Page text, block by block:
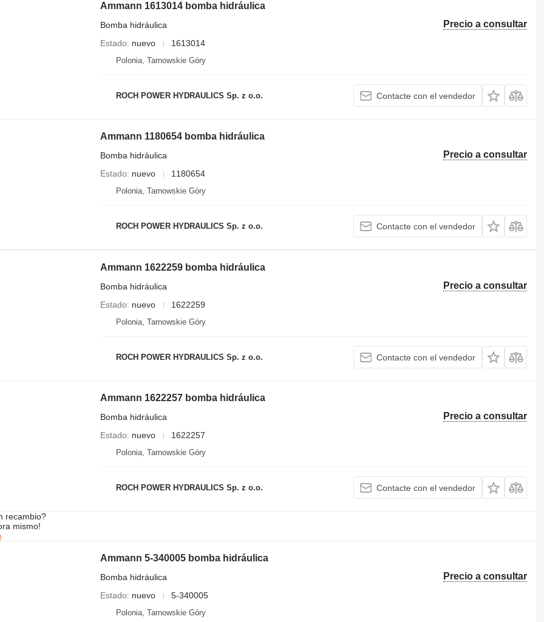
Ammann 1613014 bomba hidráulica
Precio a consultar
Bomba hidráulica
Estado
nuevo 1613014
Polonia, Tarnowskie Góry
ROCH POWER HYDRAULICS Sp. z o.o. Contacte con el vendedor
Ammann 1180654 bomba hidráulica
Precio a consultar
Bomba hidráulica
Estado
nuevo 1180654
Polonia, Tarnowskie Góry
ROCH POWER HYDRAULICS Sp. z o.o. Contacte con el vendedor
Ammann 1622259 bomba hidráulica
Precio a consultar
Bomba hidráulica
Estado
nuevo 1622259
Polonia, Tarnowskie Góry
ROCH POWER HYDRAULICS Sp. z o.o. Contacte con el vendedor
Ammann 1622257 bomba hidráulica
Precio a consultar
Bomba hidráulica
Estado
nuevo 1622257
Polonia, Tarnowskie Góry
ROCH POWER HYDRAULICS Sp. z o.o. Contacte con el vendedor
recambio?
mismo!
Ammann 5-340005 bomba hidráulica
Precio a consultar
Bomba hidráulica
Estado
nuevo 5-340005
Polonia, Tarnowskie Góry